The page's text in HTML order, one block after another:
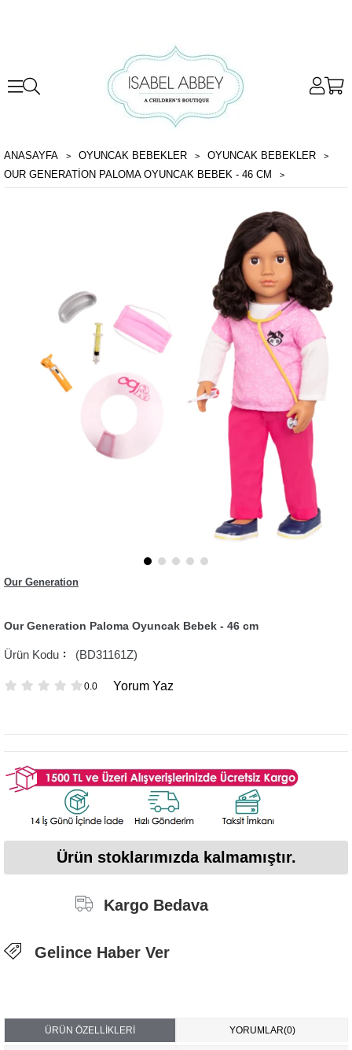
ANASAYFA OYUNCAK BEBEKLER
OYUNCAK BEBEKLER
OUR GENERATION PALOMA OYUNCAK BEBEK - 46 CM
Our Generation
Our Generation Paloma Oyuncak Bebek - 46 cm
(BD31161Z)
0.0 Yorum Yaz
Ürün stoklarımızda kalmamıştır.
Kargo Bedava
Gelince Haber Ver
ÜRÜN ÖZELLIKLERI YORUMLAR(0)